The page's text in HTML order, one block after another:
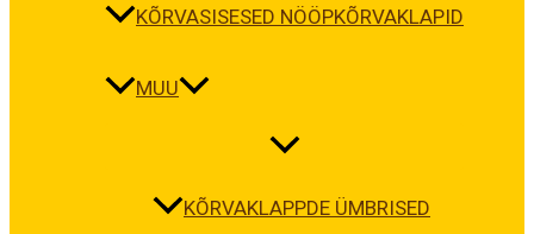
KÕRVASISESED NÖÖPKÕRVAKLAPID
MUU
KÕRVAKLAPPDE ÜMBRISED